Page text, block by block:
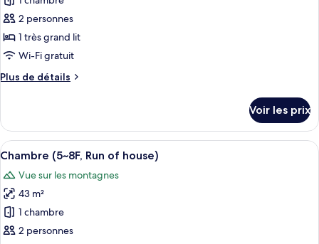
Run
of
house)
très
grand
vue
ville
Run
type
de
chambre :
Double
très
grand
vue
ville
(8~13F,
Run
2 personnes
1 très grand lit
Wi-Fi gratuit
Plus de détails
Plus
le
type
de
Chambre
Double
Deluxe,
très
Voir les prix
Afficher
toutes
les
photos
pour
ce
Literie hypoallergénique, couette en
3
Chambre (5~8F, Run of house)
Vue sur les montagnes
43 m²
1 chambre
2 personnes